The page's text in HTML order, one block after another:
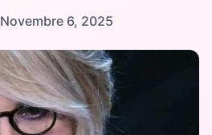
Novembre 6, 2025